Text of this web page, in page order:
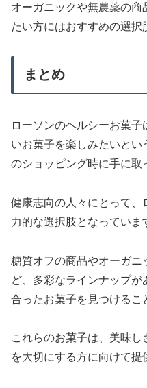
オーガニックや無農薬の
たい方にはおすすめの選択
まとめ
ローソンのヘルシーお菓
いお菓子を楽しみたいとい
のショッピング時に手に取
健康志向の人々にとって
力的な選択肢となっていま
糖質オフの商品やオーガニ
ど、多彩なラインナップ
合ったお菓子を見つけるこ
これらのお菓子は、美味
を大切にする方に向けて提